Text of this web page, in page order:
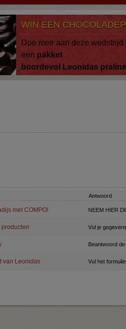
gaan
WIN EEN
Doe mee aan deze wedstrijd
een pakket
boordevol
Leonidas
Antwoord
met COMPO! NEEM HIER
Vul je
Beantwoord
van Leonidas Vul het